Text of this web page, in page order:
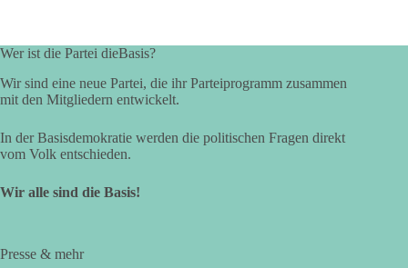
Wer ist die Partei dieBasis?
Wir sind eine neue Partei, die ihr Parteiprogramm zusammen
mit den Mitgliedern entwickelt.
In der Basisdemokratie werden die politischen Fragen direkt
vom Volk entschieden.
Wir alle sind die Basis!
Presse & mehr